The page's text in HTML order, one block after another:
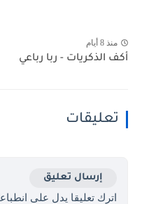
منذ 8 أيام
أكف الذكريات - ربا رباعي
تعليقات
إرسال تعليق
اترك تعليقا يدل على